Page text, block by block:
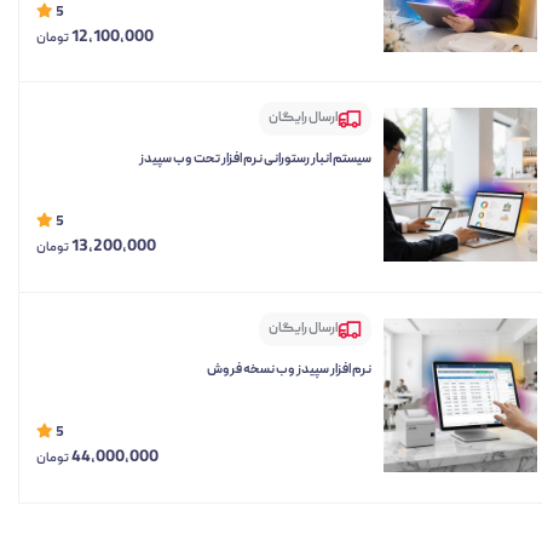
5
12,100,000تومان
ارسال رایگان
سیستم انبار رستورانی نرم افزار تحت وب سپیدز
5
13,200,000تومان
ارسال رایگان
نرم افزار سپیدز وب نسخه فروش
5
44,000,000تومان